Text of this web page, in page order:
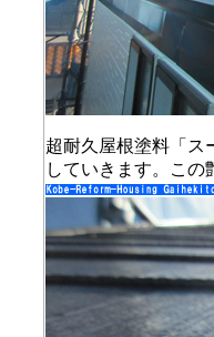
超耐久屋根塗料「ス
していきます。この